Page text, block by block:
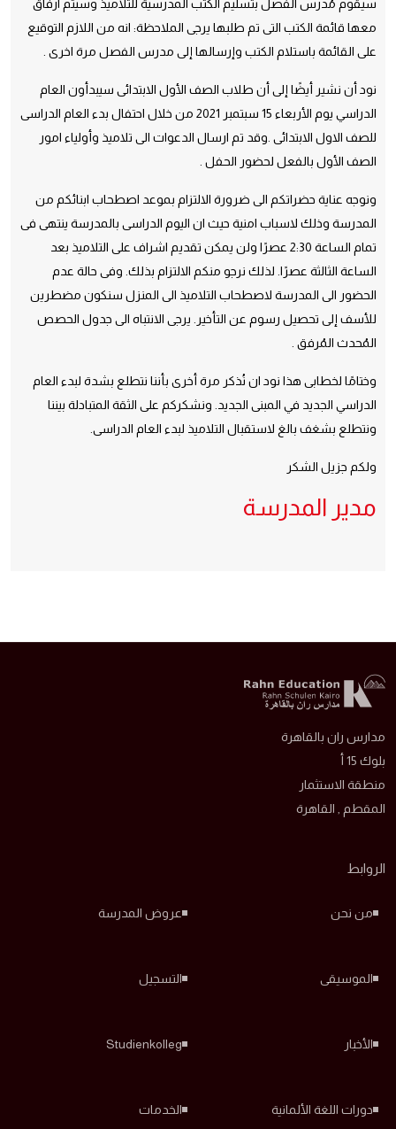
سيقوم مُدرس الفصل بتسليم الكتب المدرسية للتلاميذ وسيتم ارفاق
معها قائمة الكتب التى تم طلبها يرجى الملاحظة: انه من اللازم التوقيع
على القائمة باستلام الكتب وإرسالها إلى مدرس الفصل مرة اخرى .
نود أن نشير أيضًا إلى أن طلاب الصف الأول الابتدائى سيبدأون العام
الدراسي يوم الأربعاء 15 سبتمبر 2021 من خلال احتفال بدء العام الدراسى
للصف الاول الابتدائى .وقد تم ارسال الدعوات الى تلاميذ وأولياء امور
الصف الأول بالفعل لحضور الحفل .
ونوجه عناية حضراتكم الى ضرورة الالتزام بموعد اصطحاب ابنائكم من
المدرسة وذلك لاسباب امنية حيث ان اليوم الدراسى بالمدرسة ينتهى فى
تمام الساعة 2:30 عصرًا ولن يمكن تقديم اشراف على التلاميذ بعد
الساعة الثالثة عصرًا. لذلك نرجو منكم الالتزام بذلك. وفى حالة عدم
الحضور الى المدرسة لاصطحاب التلاميذ الى المنزل سنكون مضطرين
للأسف إلى تحصيل رسوم عن التأخير. يرجى الانتباه الى جدول الحصص
المُحدث المُرفق .
وختامًا لخطابى هذا نود ان نُذكر مرة أخرى بأننا نتطلع بشدة لبدء العام
الدراسي الجديد في المبنى الجديد. ونشكركم على الثقة المتبادلة بيننا
ونتطلع بشغف بالغ لاستقبال التلاميذ لبدء العام الدراسى.
ولكم جزيل الشكر
مدير المدرسة
مدارس ران بالقاهرة
بلوك 15 أ
منطقة الاستثمار
المقطم , القاهرة
الروابط
من نحن عروض المدرسة
الموسيقى التسجيل
الأخبار Studienkolleg
دورات اللغة الألمانية الخدمات